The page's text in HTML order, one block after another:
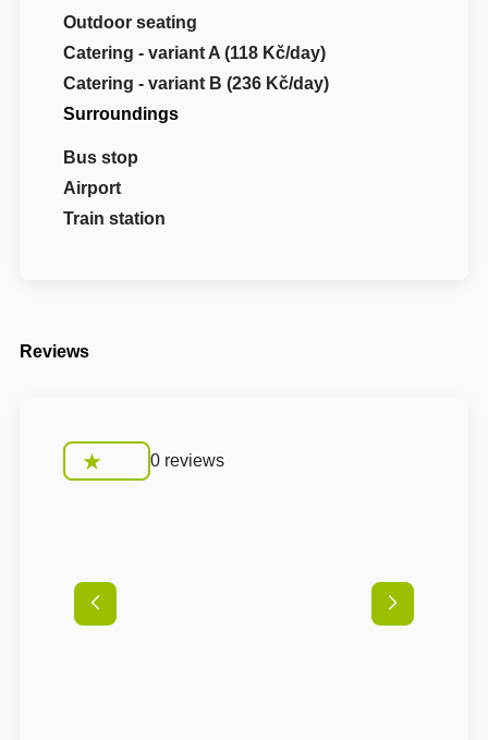
Outdoor seating
Catering - variant A (118 Kč/day)
Catering - variant B (236 Kč/day)
Surroundings
Bus stop
Airport
Train station
Reviews
0 reviews